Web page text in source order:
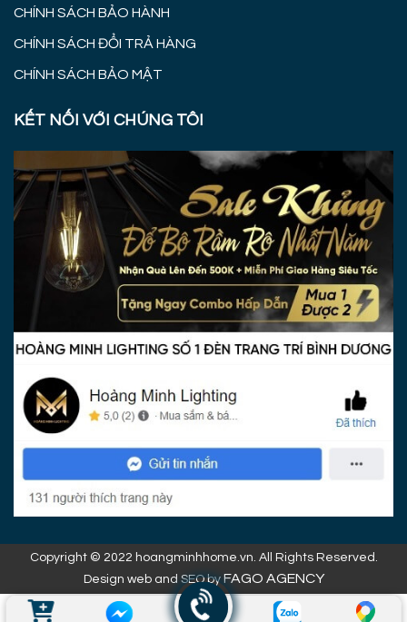
CHÍNH SÁCH BẢO HÀNH
CHÍNH SÁCH ĐỔI TRẢ HÀNG
CHÍNH SÁCH BẢO MẬT
KẾT NỐI VỚI CHÚNG TÔI
Copyright © 2022 hoangminhhome.vn. All Rights Reserved.
Design web and SEO by FAGO AGENCY